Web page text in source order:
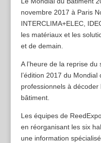
novembre 2017 à Paris
INTERCLIMA+ELEC,
les matériaux et les
et de demain.
A l’heure de la reprise
l’édition 2017 du
professionnels à
bâtiment.
Les équipes de
en réorganisant les six
une information